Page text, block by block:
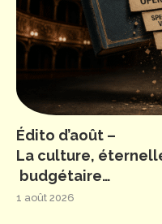
Édito d’août –
La culture,
budgétaire…
1 août 2026